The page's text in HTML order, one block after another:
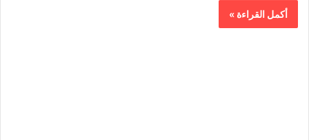
أكمل القراءة »